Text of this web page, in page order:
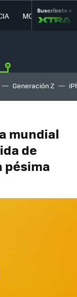
MOVILIDAD
Suscríbete a
Generación Z
mundial
de
pésima